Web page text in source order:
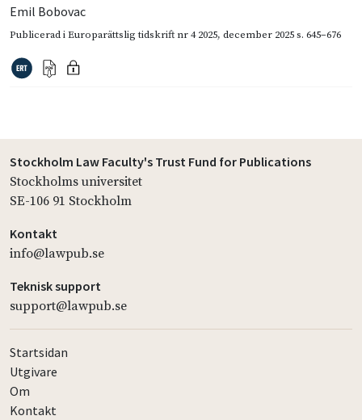
Emil Bobovac
Publicerad iEuroparättslig tidskrift nr 4 2025, december 2025s. 645–676
Stockholm Law Faculty's Trust Fund for Publications
Stockholms universitet
SE-106 91 Stockholm
Kontakt
info@lawpub.se
Teknisk support
support@lawpub.se
Startsidan
Utgivare
Om
Kontakt